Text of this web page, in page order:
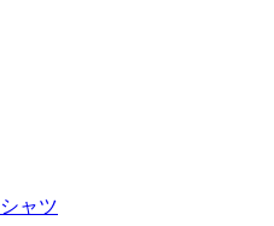
ャツ